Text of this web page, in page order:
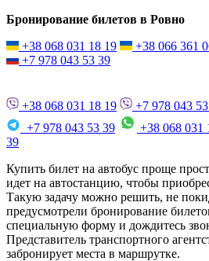
Бронирование билетов в Ровно
+38 068 031 18 19
+38 066 361
+7 978 043 53 39
+38 068 031 18 19 +7 978 043
+7 978 043 53 39
+38 068 031
39
Купить билет на автобус проще
идет на автостанцию, чтобы
Такую задачу можно решить, не
предусмотрели бронирование
специальную форму и дождитесь
Представитель транспортного
забронирует места в маршрутке.